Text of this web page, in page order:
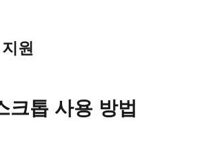
원
크톱 사용 방법